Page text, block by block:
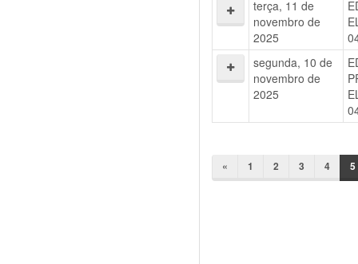
terça, 11 de
novembro de
2025
segunda, 10 de
novembro de
2025
« 1 2 3 4 5